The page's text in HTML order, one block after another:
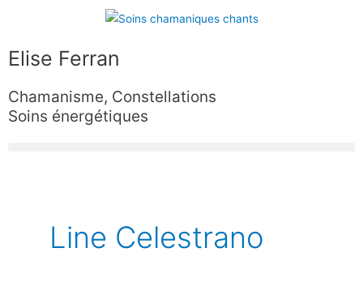
contenu
Elise Ferran
Chamanisme, Constellations
Soins énergétiques
Line Celestrano